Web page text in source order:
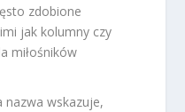
zdobione
jak kolumny czy
miłośników
nazwa wskazuje,